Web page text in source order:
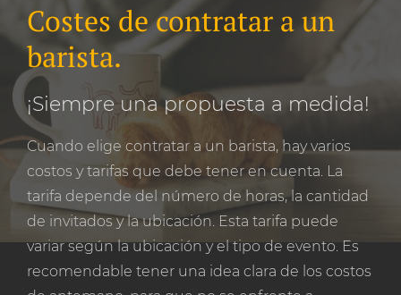
Costes de contratar a un
barista.
¡Siempre una propuesta a medida!
Cuando elige contratar a un barista, hay varios
costos y tarifas que debe tener en cuenta. La
tarifa depende del número de horas, la cantidad
de invitados y la ubicación. Esta tarifa puede
variar según la ubicación y el tipo de evento. Es
recomendable tener una idea clara de los costos